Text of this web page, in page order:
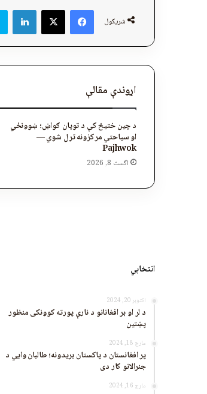
شریکول
Facebook
X
اړوندې مقالې
د چین ختیځ کې د توپان ګواښ؛ ښوونځي
او سیاحتي مرکزونه تړل شوي —
Pajhwok
اگست 8, 2026
انتخابي
اکتوبر 20, 2024
د لر او بر افغانانو د نارې پورته کوونکی منظور
پښتین
مارچ 18, 2024
پر افغانستان د پاکستان بریدونه؛ طالبان وايي د
جنرالانو کار دی
مارچ 16, 2024